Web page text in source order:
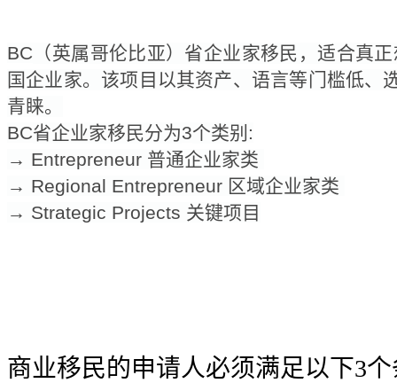
BC （英属哥伦比亚）省企业家移民，适合真
国企业家。该项目以其资产、语言等门槛低、
青睐。
BC省企业家移民分为3个类别 :
→ Entrepreneur 普通企业家类
→ Regional Entrepreneur 区域企业家类
→ Strategic Projects 关键项目
商业移民的申请人必须满足以下3